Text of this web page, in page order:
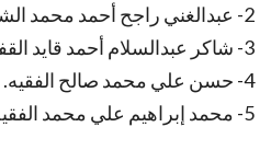
2- عبدالغني راجح أحمد محمد الشاوش.
3- شاكر عبدالسلام أحمد قايد القفل.
4- حسن علي محمد صالح الفقيه.
5- محمد إبراهيم علي محمد الفقيه.